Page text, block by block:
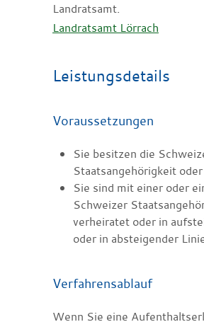
Landratsamt.
Landratsamt Lörrach
Leistungsdetails
Voraussetzungen
Sie besitzen die
Staatsangehörigkeit oder
Sie sind mit einer oder
Schweizer
verheiratet oder in
oder in absteigender
Verfahrensablauf
Wenn Sie eine